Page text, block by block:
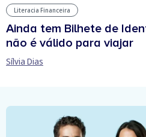
Literacia Financeira
Ainda tem Bilhete de
não é válido para viajar
Sílvia Dias